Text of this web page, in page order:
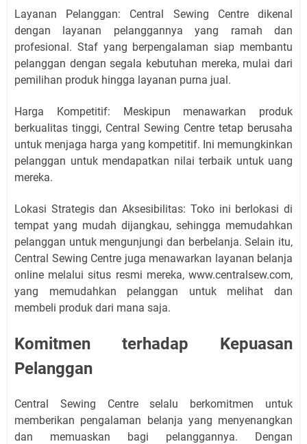
Layanan Pelanggan: Central Sewing Centre dikenal
dengan layanan pelanggannya yang ramah dan
profesional. Staf yang berpengalaman siap membantu
pelanggan dengan segala kebutuhan mereka, mulai dari
pemilihan produk hingga layanan purna jual.
Harga Kompetitif: Meskipun menawarkan produk
berkualitas tinggi, Central Sewing Centre tetap berusaha
untuk menjaga harga yang kompetitif. Ini memungkinkan
pelanggan untuk mendapatkan nilai terbaik untuk uang
mereka.
Lokasi Strategis dan Aksesibilitas: Toko ini berlokasi di
tempat yang mudah dijangkau, sehingga memudahkan
pelanggan untuk mengunjungi dan berbelanja. Selain itu,
Central Sewing Centre juga menawarkan layanan belanja
online melalui situs resmi mereka, www.centralsew.com,
yang memudahkan pelanggan untuk melihat dan
membeli produk dari mana saja.
Komitmen terhadap Kepuasan
Pelanggan
Central Sewing Centre selalu berkomitmen untuk
memberikan pengalaman belanja yang menyenangkan
dan memuaskan bagi pelanggannya. Dengan